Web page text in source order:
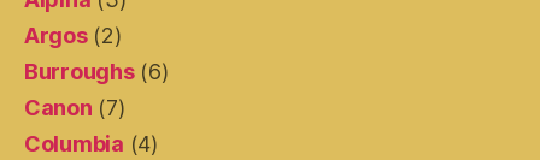
Argos(2)
Burroughs(6)
Canon (7)
Columbia (4)